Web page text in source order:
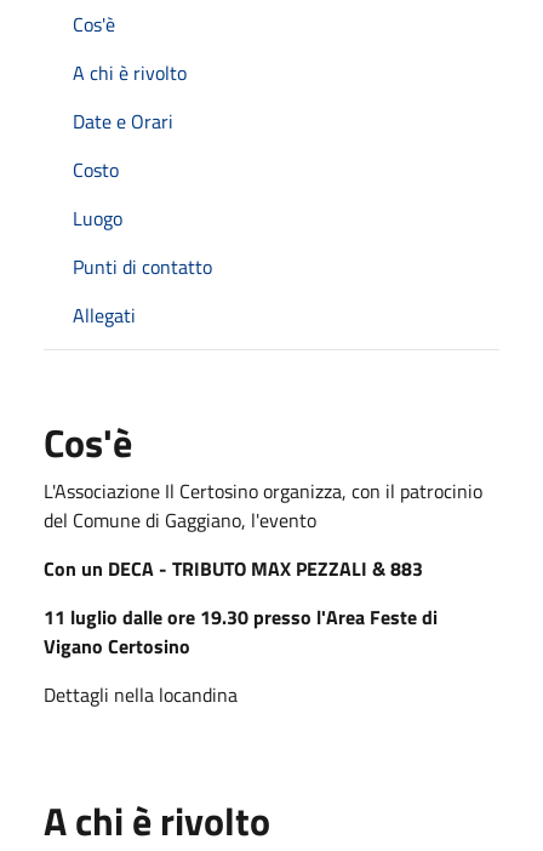
Cos'è
A chi è rivolto
Date e Orari
Costo
Luogo
Punti di contatto
Allegati
Cos'è
L'Associazione Il Certosino organizza, con il patrocinio
del Comune di Gaggiano, l'evento
Con un DECA - TRIBUTO MAX PEZZALI & 883
11 luglio dalle ore 19.30 presso l'Area Feste di
Vigano Certosino
Dettagli nella locandina
A chi è rivolto